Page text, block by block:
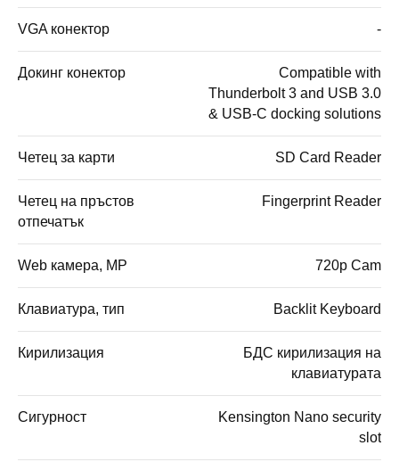
VGA конектор -
Докинг конектор
Compatible with
Thunderbolt 3 and USB 3.0
& USB-C docking solutions
Четец за карти SD Card Reader
Четец на пръстов
отпечатък
Fingerprint Reader
Web камера, MP 720p Cam
Клавиатура, тип Backlit Keyboard
Кирилизация
БДС кирилизация на
клавиатурата
Сигурност
Kensington Nano security
slot